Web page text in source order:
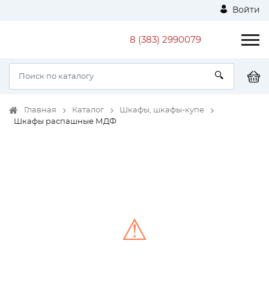
Войти
8 (383) 2990079
Главная Каталог
Шкафы, шкафы-купе
Шкафы распашные МДФ
⚠